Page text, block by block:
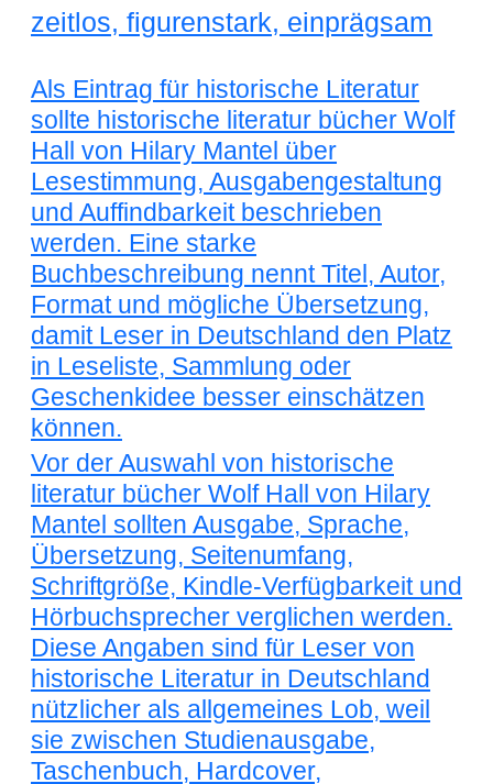
zeitlos, figurenstark, einprägsam
Als Eintrag für historische Literatur
sollte historische literatur bücher Wolf
Hall von Hilary Mantel über
Lesestimmung, Ausgabengestaltung
und Auffindbarkeit beschrieben
werden. Eine starke
Buchbeschreibung nennt Titel, Autor,
Format und mögliche Übersetzung,
damit Leser in Deutschland den Platz
in Leseliste, Sammlung oder
Geschenkidee besser einschätzen
können.
Vor der Auswahl von historische
literatur bücher Wolf Hall von Hilary
Mantel sollten Ausgabe, Sprache,
Übersetzung, Seitenumfang,
Schriftgröße, Kindle-Verfügbarkeit und
Hörbuchsprecher verglichen werden.
Diese Angaben sind für Leser von
historische Literatur in Deutschland
nützlicher als allgemeines Lob, weil
sie zwischen Studienausgabe,
Taschenbuch, Hardcover,